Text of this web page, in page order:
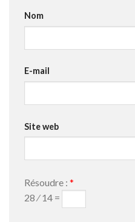
Nom
E-mail
Site web
Résoudre : *
28 ⁄ 14 =